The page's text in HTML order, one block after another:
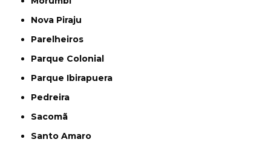
Nova Piraju
Parelheiros
Parque Colonial
Parque Ibirapuera
Pedreira
Sacomã
Santo Amaro